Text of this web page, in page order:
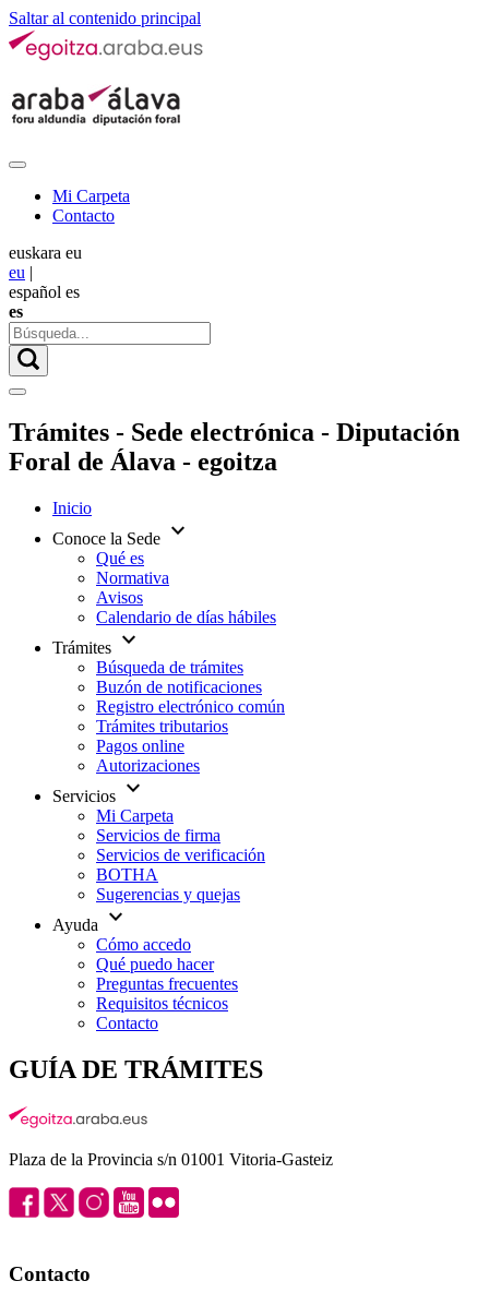
Saltar al contenido principal
Mi Carpeta
Contacto
euskara eu
eu |
español es
es
Trámites - Sede electrónica - Diputación
Foral de Álava - egoitza
Inicio
Conoce la Sede expand_more
Qué es
Normativa
Avisos
Calendario de días hábiles
Trámites expand_more
Búsqueda de trámites
Buzón de notificaciones
Registro electrónico común
Trámites tributarios
Pagos online
Autorizaciones
Servicios expand_more
Mi Carpeta
Servicios de firma
Servicios de verificación
BOTHA
Sugerencias y quejas
Ayuda
expand_more
Cómo accedo
Qué puedo hacer
Preguntas frecuentes
Requisitos técnicos
Contacto
GUÍA DE TRÁMITES
Plaza de la Provincia s/n 01001 Vitoria-Gasteiz
Contacto